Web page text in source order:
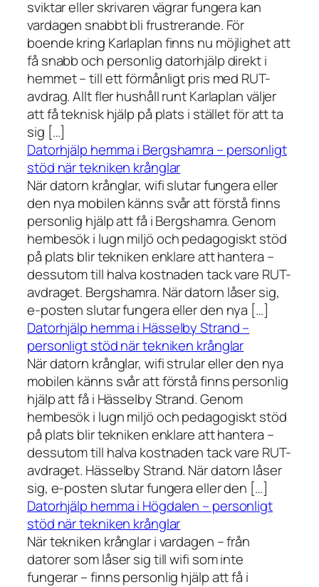
sviktar eller skrivaren vägrar fungera kan
vardagen snabbt bli frustrerande. För
boende kring Karlaplan finns nu möjlighet att
få snabb och personlig datorhjälp direkt i
hemmet – till ett förmånligt pris med RUT-
avdrag. Allt fler hushåll runt Karlaplan väljer
att få teknisk hjälp på plats i stället för att ta
sig […]
Datorhjälp hemma i Bergshamra – personligt
stöd när tekniken krånglar
När datorn krånglar, wifi slutar fungera eller
den nya mobilen känns svår att förstå finns
personlig hjälp att få i Bergshamra. Genom
hembesök i lugn miljö och pedagogiskt stöd
på plats blir tekniken enklare att hantera –
dessutom till halva kostnaden tack vare RUT-
avdraget. Bergshamra. När datorn låser sig,
e-posten slutar fungera eller den nya […]
Datorhjälp hemma i Hässelby Strand –
personligt stöd när tekniken krånglar
När datorn krånglar, wifi strular eller den nya
mobilen känns svår att förstå finns personlig
hjälp att få i Hässelby Strand. Genom
hembesök i lugn miljö och pedagogiskt stöd
på plats blir tekniken enklare att hantera –
dessutom till halva kostnaden tack vare RUT-
avdraget. Hässelby Strand. När datorn låser
sig, e-posten slutar fungera eller den […]
Datorhjälp hemma i Högdalen – personligt
stöd när tekniken krånglar
När tekniken krånglar i vardagen – från
datorer som låser sig till wifi som inte
fungerar – finns personlig hjälp att få i